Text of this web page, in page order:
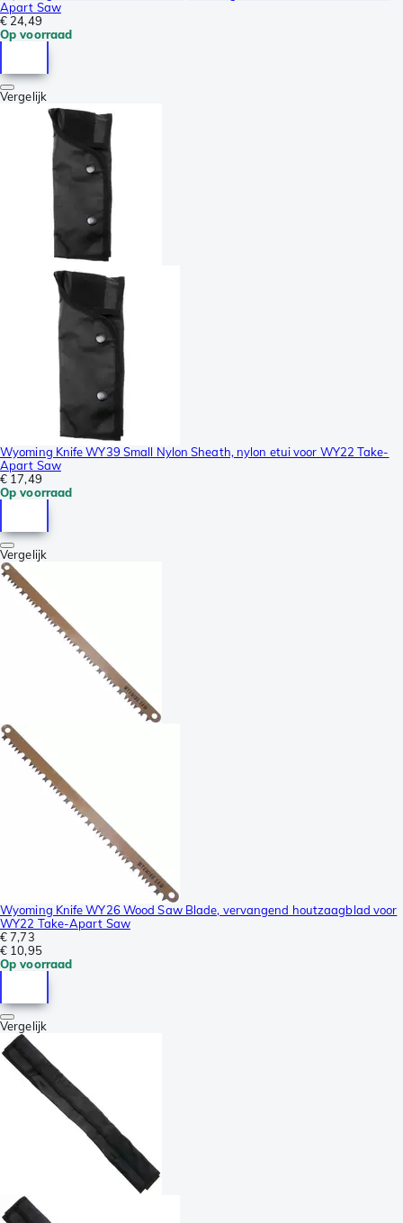
Apart Saw
€ 24,49
Op voorraad
Vergelijk
Wyoming Knife WY39 Small Nylon Sheath, nylon etui voor WY22 Take-
Apart Saw
€ 17,49
Op voorraad
Vergelijk
Wyoming Knife WY26 Wood Saw Blade, vervangend houtzaagblad voor
WY22 Take-Apart Saw
€ 7,73
€ 10,95
Op voorraad
Vergelijk